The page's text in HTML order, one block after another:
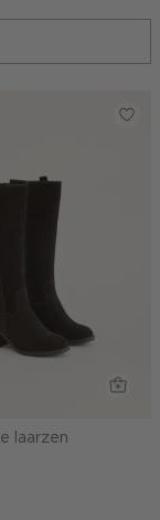
laarzen